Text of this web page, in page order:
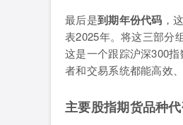
最后是到期年份代码 ，
表2025年。将这三部分
这是一个跟踪沪深300
者和交易系统都能高效
主要股指期货品种